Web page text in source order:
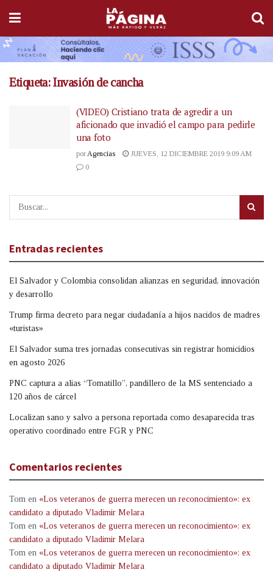
Etiqueta:Invasión de cancha
(VIDEO) Cristiano trata de agredir a un
aficionado que invadió el campo para pedirle
una foto
por Agencias
JUEVES, 12 DICIEMBRE 2019 9:09 AM
0
Entradas recientes
El Salvador y Colombia consolidan alianzas en seguridad, innovación
y desarrollo
Trump firma decreto para negar ciudadanía a hijos nacidos de madres
«turistas»
El Salvador suma tres jornadas consecutivas sin registrar homicidios
en agosto 2026
PNC captura a alias “Tomatillo”, pandillero de la MS sentenciado a
120 años de cárcel
Localizan sano y salvo a persona reportada como desaparecida tras
operativo coordinado entre FGR y PNC
Comentarios recientes
Tom en «Los veteranos de guerra merecen un reconocimiento»: ex
candidato a diputado Vladimir Melara
Tom en «Los veteranos de guerra merecen un reconocimiento»: ex
candidato a diputado Vladimir Melara
Tom en «Los veteranos de guerra merecen un reconocimiento»: ex
candidato a diputado Vladimir Melara